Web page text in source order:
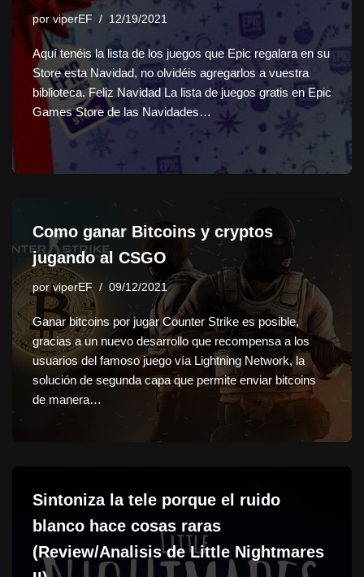
por viperEF 12/19/2021
Aquí tenéis la lista de los juegos que Epic regalara en su
Store esta Navidad, no olvidéis agregarlos a vuestra
biblioteca. Feliz Navidad La lista de juegos gratis en Epic
Games Store de las Navidades…
Como ganar Bitcoins y cryptos
jugando al CSGO
porviperEF 09/12/2021
Ganar bitcoins por jugar Counter Strike es posible,
gracias a un nuevo desarrollo que recompensa a los
usuarios del famoso juego vía Lightning Network, la
solución de segunda capa que permite enviar bitcoins
de manera…
Sintoniza la tele porque el ruido
blanco hace cosas raras
(Review/Analisis de Little Nightmares